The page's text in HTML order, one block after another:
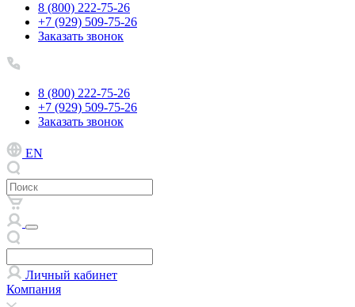
8 (800) 222-75-26
+7 (929) 509-75-26
Заказать звонок
8 (800) 222-75-26
+7 (929) 509-75-26
Заказать звонок
EN
Личный кабинет
Компания